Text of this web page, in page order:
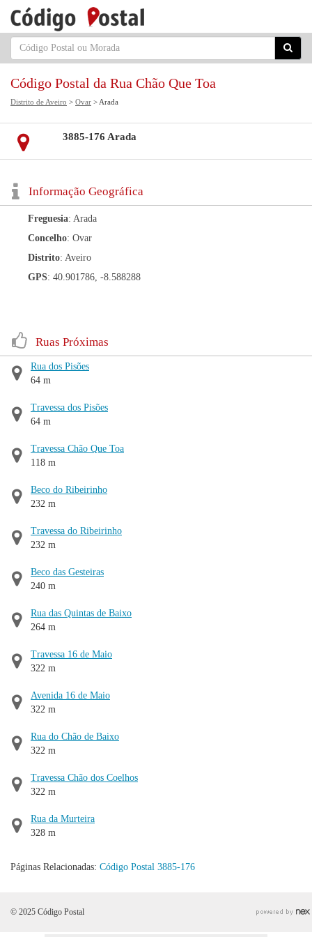
Código Postal da Rua Chão Que Toa
Distrito de Aveiro > Ovar > Arada
3885-176 Arada
Informação Geográfica
Freguesia: Arada
Concelho: Ovar
Distrito: Aveiro
GPS: 40.901786, -8.588288
Ruas Próximas
Rua dos Pisões
64 m
Travessa dos Pisões
64 m
Travessa Chão Que Toa
118 m
Beco do Ribeirinho
232 m
Travessa do Ribeirinho
232 m
Beco das Gesteiras
240 m
Rua das Quintas de Baixo
264 m
Travessa 16 de Maio
322 m
Avenida 16 de Maio
322 m
Rua do Chão de Baixo
322 m
Travessa Chão dos Coelhos
322 m
Rua da Murteira
328 m
Páginas Relacionadas: Código Postal 3885-176
© 2025 Código Postal